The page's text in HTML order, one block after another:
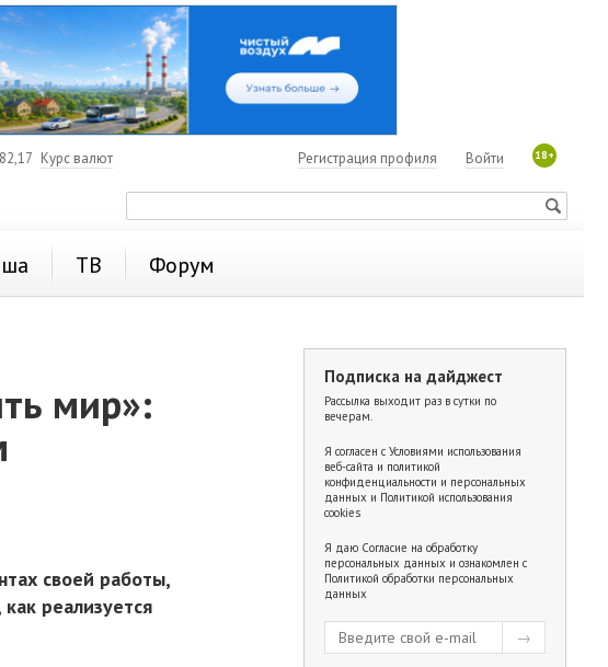
82,17 Курс валют 18+
Войти
Регистрация профиля
ТВ Форум
мир»:
своей работы,
реализуется
Подписка на дайджест
Рассылка выходит раз в сутки по
вечерам.
Я согласен с Условиями использования
веб-сайта и политикой
конфиденциальности и персональных
данных и Политикой использования
cookies
Я даю Согласие на обработку
персональных данных и ознакомлен с
Политикой обработки персональных
данных